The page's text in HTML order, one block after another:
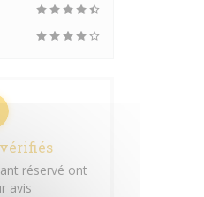
vérifiés
réservé ont
avis